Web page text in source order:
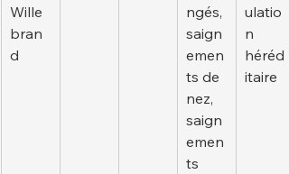
Wille
bran
d
ngés,
saign
emen
ts de
nez,
saign
emen
ts
ulatio
n
héréd
itaire